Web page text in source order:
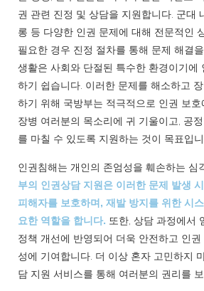
권 관련 진정 및 상담을 지원합니다. 군대
롱 등 다양한 인권 문제에 대해 전문적인
필요한 경우 진정 절차를 통해 문제 해결
생활은 사회와 단절된 특수한 환경이기에
하기 쉽습니다. 이러한 문제를 해소하고
하기 위해 국방부는 적극적으로 인권 보
장병 여러분의 목소리에 귀 기울이고, 공
를 마칠 수 있도록 지원하는 것이 목표입
인권침해는 개인의 존엄성을 훼손하는 심
부의 인권상담 지원은 이러한 문제 발생
피해자를 보호하며, 재발 방지를 위한 시
요한 역할을 합니다. 또한, 상담 과정에서
정책 개선에 반영되어 더욱 안전하고 인
성에 기여합니다. 더 이상 혼자 고민하지
담 지원 서비스를 통해 여러분의 권리를